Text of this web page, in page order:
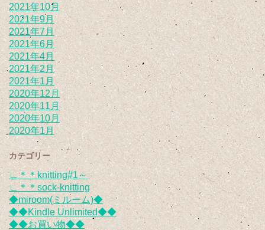
2021年10月
2021年9月
2021年7月
2021年6月
2021年4月
2021年2月
2021年1月
2020年12月
2020年11月
2020年10月
2020年1月
カテゴリー
∟＊＊knitting#1～
∟＊＊sock-knitting
◆miroom(ミルーム)◆
◆◆Kindle Unlimited◆◆
◆◆お買い物◆◆